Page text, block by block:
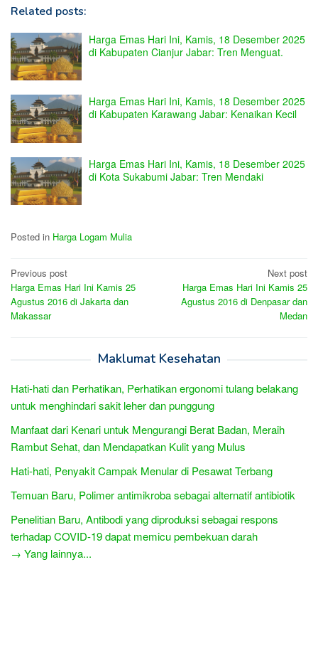
Related posts:
Harga Emas Hari Ini, Kamis, 18 Desember 2025
di Kabupaten Cianjur Jabar: Tren Menguat.
Harga Emas Hari Ini, Kamis, 18 Desember 2025
di Kabupaten Karawang Jabar: Kenaikan Kecil
Harga Emas Hari Ini, Kamis, 18 Desember 2025
di Kota Sukabumi Jabar: Tren Mendaki
Posted in Harga Logam Mulia
Post
navigation
Previous post
Harga Emas Hari Ini Kamis 25
Agustus 2016 di Jakarta dan
Makassar
Next post
Harga Emas Hari Ini Kamis 25
Agustus 2016 di Denpasar dan
Medan
Maklumat Kesehatan
Hati-hati dan Perhatikan, Perhatikan ergonomi tulang belakang
untuk menghindari sakit leher dan punggung
Manfaat dari Kenari untuk Mengurangi Berat Badan, Meraih
Rambut Sehat, dan Mendapatkan Kulit yang Mulus
Hati-hati, Penyakit Campak Menular di Pesawat Terbang
Temuan Baru, Polimer antimikroba sebagai alternatif antibiotik
Penelitian Baru, Antibodi yang diproduksi sebagai respons
terhadap COVID-19 dapat memicu pembekuan darah
→ Yang lainnya...